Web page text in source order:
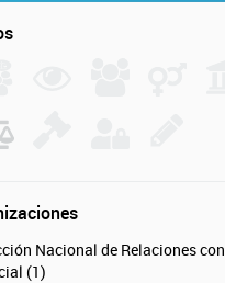
Nacional de Relaciones
(1)